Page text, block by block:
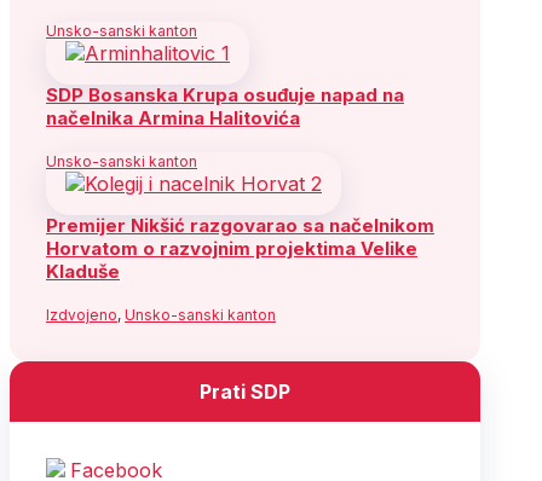
Unsko-sanski kanton
SDP Bosanska Krupa osuđuje napad na
načelnika Armina Halitovića
Unsko-sanski kanton
Premijer Nikšić razgovarao sa načelnikom
Horvatom o razvojnim projektima Velike
Kladuše
Izdvojeno, Unsko-sanski kanton
Prati SDP
Facebook